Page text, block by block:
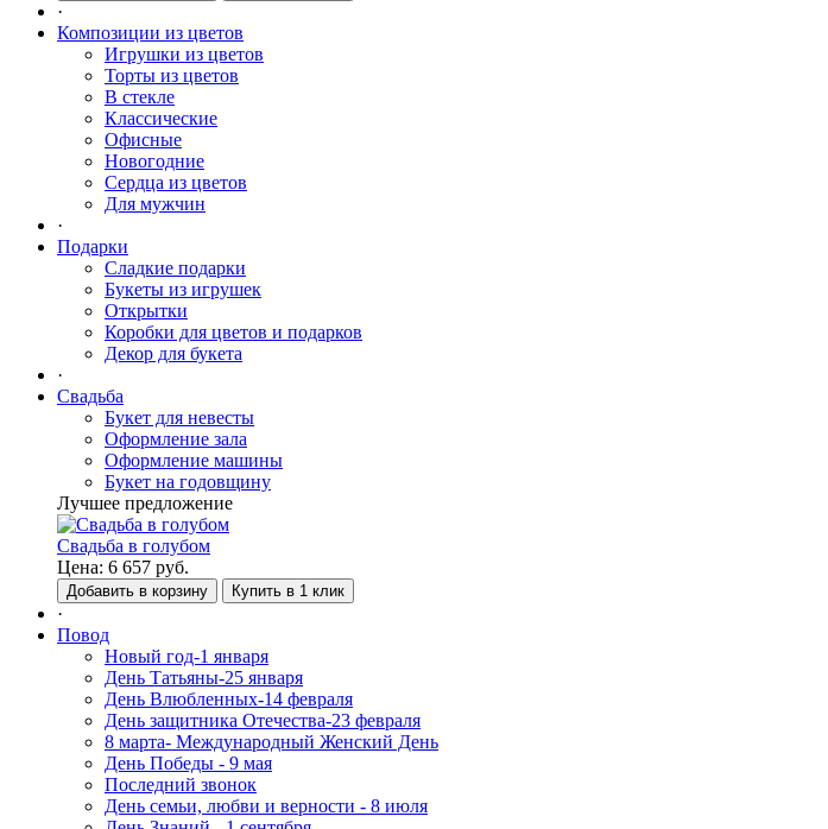
·
Композиции из цветов
Игрушки из цветов
Торты из цветов
В стекле
Классические
Офисные
Новогодние
Сердца из цветов
Для мужчин
·
Подарки
Сладкие подарки
Букеты из игрушек
Открытки
Коробки для цветов и подарков
Декор для букета
·
Свадьба
Букет для невесты
Оформление зала
Оформление машины
Букет на годовщину
Лучшее предложение
Свадьба в голубом
Цена: 6 657 руб.
Добавить в корзину Купить в 1 клик
·
Повод
Новый год-1 января
День Татьяны-25 января
День Влюбленных-14 февраля
День защитника Отечества-23 февраля
8 марта- Международный Женский День
День Победы - 9 мая
Последний звонок
День семьи, любви и верности - 8 июля